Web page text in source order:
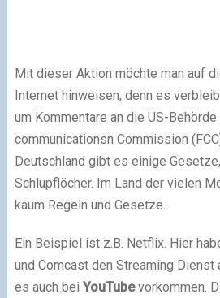
Mit dieser Aktion möchte man auf
Internet hinweisen, denn es
um Kommentare an die US-Behörde
communicationsn Commission
Deutschland gibt es einige
Schlupflöcher. Im Land der vielen
kaum Regeln und Gesetze.
Ein Beispiel ist z.B. Netflix. Hier
und Comcast den Streaming Dienst
es auch bei YouTubevorkommen.